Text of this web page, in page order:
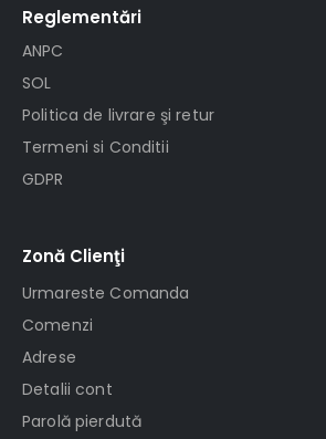
Reglementări
ANPC
SOL
Politica de livrare şi retur
Termeni si Conditii
GDPR
Zonă Clienţi
Urmareste Comanda
Comenzi
Adrese
Detalii cont
Parolă pierdută